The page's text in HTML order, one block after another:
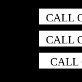
CALL
CALL
CALL